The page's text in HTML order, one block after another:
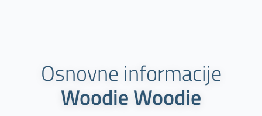
Osnovne informacije
Woodie Woodie